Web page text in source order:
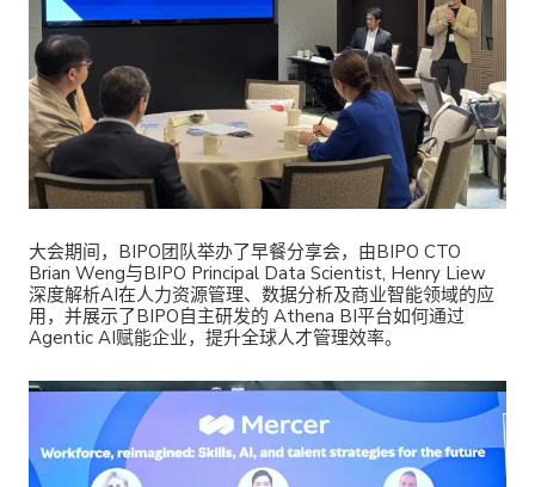
大会期间，BIPO团队举办了早餐分享会，由BIPO CTO
Brian Weng与BIPO Principal Data Scientist, Henry Liew
深度解析AI在人力资源管理、数据分析及商业智能领域的应
用，并展示了BIPO自主研发的 Athena BI平台如何通过
Agentic AI赋能企业，提升全球人才管理效率。